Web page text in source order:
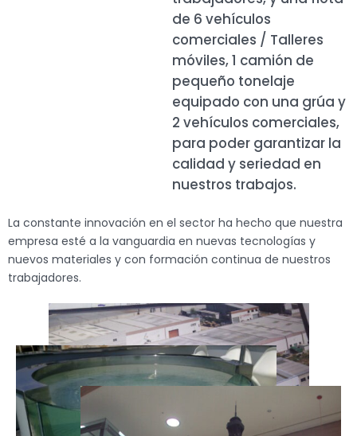
de 6 vehículos
comerciales / Talleres
móviles, 1 camión de
pequeño tonelaje
equipado con una grúa y
2 vehículos comerciales,
para poder garantizar la
calidad y seriedad en
nuestros trabajos.
La constante innovación en el sector ha hecho que nuestra
empresa esté a la vanguardia en nuevas tecnologías y
nuevos materiales y con formación continua de nuestros
trabajadores.